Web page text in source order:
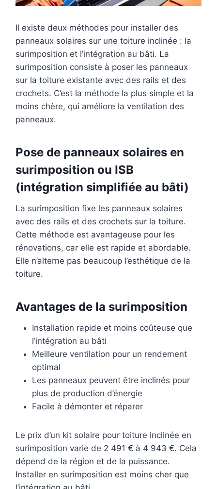
Il existe deux méthodes pour installer des
panneaux solaires sur une toiture inclinée : la
surimposition et l’intégration au bâti. La
surimposition consiste à poser les panneaux
sur la toiture existante avec des rails et des
crochets. C’est la méthode la plus simple et la
moins chère, qui améliore la ventilation des
panneaux.
Pose de panneaux solaires en
surimposition ou ISB
(intégration simplifiée au bâti)
La surimposition fixe les panneaux solaires
avec des rails et des crochets sur la toiture.
Cette méthode est avantageuse pour les
rénovations, car elle est rapide et abordable.
Elle n’alterne pas beaucoup l’esthétique de la
toiture.
Avantages de la surimposition
Installation rapide et moins coûteuse que
l’intégration au bâti
Meilleure ventilation pour un rendement
optimal
Les panneaux peuvent être inclinés pour
plus de production d’énergie
Facile à démonter et réparer
Le prix d’un kit solaire pour toiture inclinée en
surimposition varie de 2 491 € à 4 943 €. Cela
dépend de la région et de la puissance.
Installer en surimposition est moins cher que